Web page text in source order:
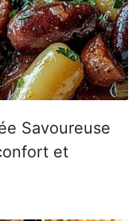
Savoureuse
et